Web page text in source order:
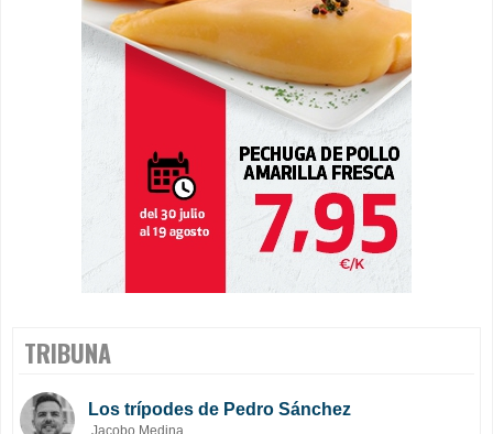
TRIBUNA
Los trípodes de Pedro Sánchez
Jacobo Medina